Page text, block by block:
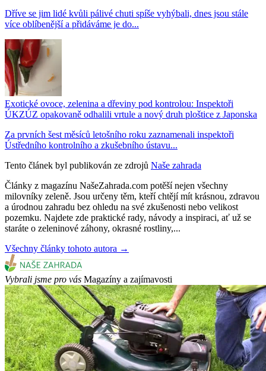
Dříve se jim lidé kvůli pálivé chuti spíše vyhýbali, dnes jsou stále
více oblíbenější a přidáváme je do...
Exotické ovoce, zelenina a dřeviny pod kontrolou: Inspektoři
ÚKZÚZ opakovaně odhalili vrtule a nový druh ploštice z Japonska
Za prvních šest měsíců letošního roku zaznamenali inspektoři
Ústředního kontrolního a zkušebního ústavu...
Tento článek byl publikován ze zdrojů Naše zahrada
Články z magazínu NašeZahrada.com potěší nejen všechny
milovníky zeleně. Jsou určeny těm, kteří chtějí mít krásnou, zdravou
a úrodnou zahradu bez ohledu na své zkušenosti nebo velikost
pozemku. Najdete zde praktické rady, návody a inspiraci, ať už se
staráte o zeleninové záhony, okrasné rostliny,...
Všechny články tohoto autora →
Vybrali jsme pro vás Magazíny a zajímavosti